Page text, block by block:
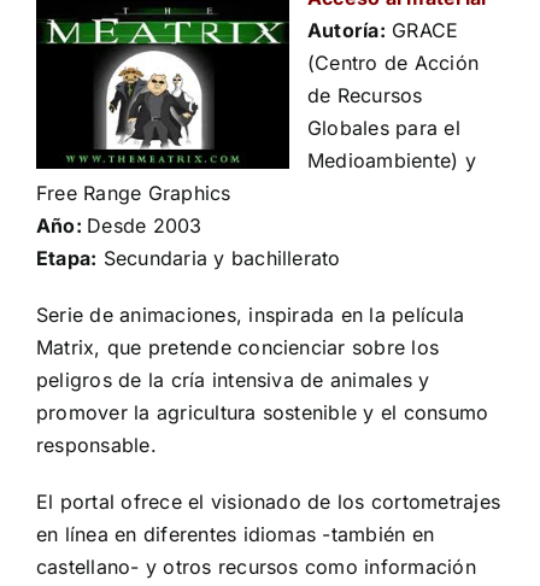
Autoría: GRACE
(Centro de Acción
de Recursos
Globales para el
Medioambiente) y
Free Range Graphics
Año: Desde 2003
Etapa: Secundaria y bachillerato
Serie de animaciones, inspirada en la película
Matrix, que pretende concienciar sobre los
peligros de la cría intensiva de animales y
promover la agricultura sostenible y el consumo
responsable.
El portal ofrece el visionado de los cortometrajes
en línea en diferentes idiomas -también en
castellano- y otros recursos como información